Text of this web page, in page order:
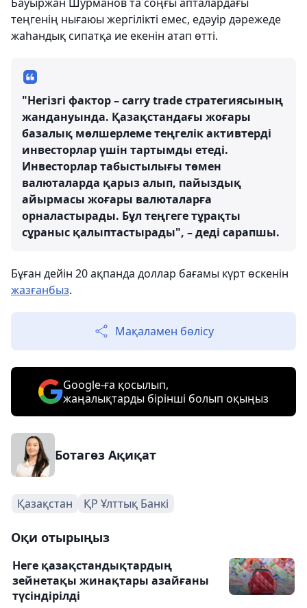
теңгенің нығаюы жергілікті емес, едәуір дәрежеде
жаһандық сипатқа ие екенін атап өтті.
"Негізгі фактор – carry trade стратегиясының
жандануында. Қазақстандағы жоғары
базалық мөлшерлеме теңгелік активтерді
инвесторлар үшін тартымды етеді.
Инвесторлар табыстылығы төмен
валюталарда қарыз алып, пайыздық
айырмасы жоғары валюталарға
орналастырады. Бұл теңгеге тұрақты
сұраныс қалыптастырады", – деді сарапшы.
Бұған дейін 20 ақпанда доллар бағамы күрт өскенін
жазғанбыз.
Мақаламен бөлісу
Google-ға қосылып,
жаңалықтарды бірінші болып оқыңыз
Ботагөз Ақиқат
Қазақстан ҚР Ұлттық Банкі
Оқи отырыңыз
Неге қазақстандықтардың
зейнетақы жинақтары азайғаны
түсіндірілді